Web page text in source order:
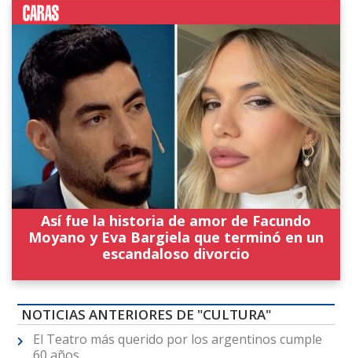
Así fue la historia de amor de Facundo
Moyano y Eva Bargiela que terminó en un
escandaloso divorcio
NOTICIAS ANTERIORES DE "CULTURA"
El Teatro más querido por los argentinos cumple